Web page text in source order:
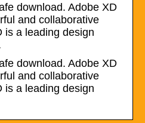
download. Adobe XD
and collaborative
is a leading design
download. Adobe XD
and collaborative
is a leading design